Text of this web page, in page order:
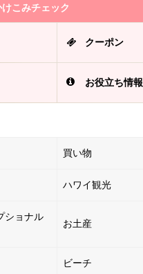
こみチェック
クーポン
お役立ち情報
買い物
ハワイ観光
ショナル
お土産
ビーチ